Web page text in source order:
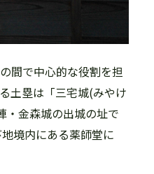
間で中心的な役割を担
土塁は「三宅城(みやけ
・金森城の出城の址で
境内にある薬師堂に